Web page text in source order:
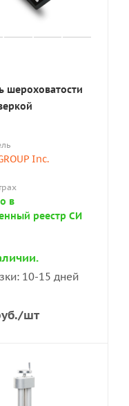
шероховатости
Inc.
в
реестр СИ
10-15 дней
/шт